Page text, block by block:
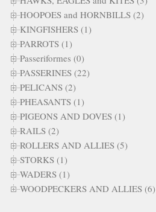
HOOPOES and HORNBILLS (2)
KINGFISHERS (1)
PARROTS (1)
Passeriformes (0)
PASSERINES (22)
PELICANS (2)
PHEASANTS (1)
PIGEONS AND DOVES (1)
RAILS (2)
ROLLERS AND ALLIES (5)
STORKS (1)
WADERS (1)
WOODPECKERS AND ALLIES (6)